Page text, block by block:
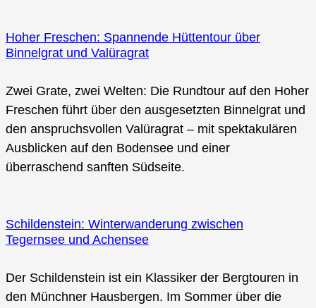
Hoher Freschen: Spannende Hüttentour über
Binnelgrat und Valüragrat
Zwei Grate, zwei Welten: Die Rundtour auf den Hoher
Freschen führt über den ausgesetzten Binnelgrat und
den anspruchsvollen Valüragrat – mit spektakulären
Ausblicken auf den Bodensee und einer
überraschend sanften Südseite.
Schildenstein: Winterwanderung zwischen
Tegernsee und Achensee
Der Schildenstein ist ein Klassiker der Bergtouren in
den Münchner Hausbergen. Im Sommer über die